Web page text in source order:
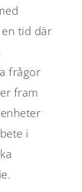
tid där
frågor
fram
i